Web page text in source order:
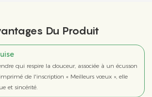
Du Produit
qui respire la douceur, associée à un écusson
de l'inscription « Meilleurs vœux », elle
et sincérité.